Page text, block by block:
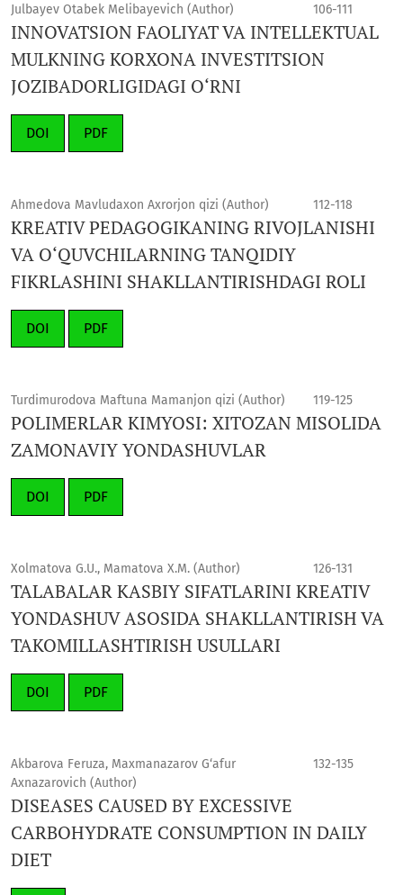
Julbayev Otabek Melibayevich (Author) 106-111
INNOVATSION FAOLIYAT VA INTELLEKTUAL
MULKNING KORXONA INVESTITSION
JOZIBADORLIGIDAGI O‘RNI
DOI PDF
Ahmedova Mavludaxon Axrorjon qizi (Author) 112-118
KREATIV PEDAGOGIKANING RIVOJLANISHI
VA O‘QUVCHILARNING TANQIDIY
FIKRLASHINI SHAKLLANTIRISHDAGI ROLI
DOI PDF
Turdimurodova Maftuna Mamanjon qizi (Author) 119-125
POLIMERLAR KIMYOSI: XITOZAN MISOLIDA
ZAMONAVIY YONDASHUVLAR
DOI PDF
Xolmatova G.U., Mamatova X.M. (Author) 126-131
TALABALAR KASBIY SIFATLARINI KREATIV
YONDASHUV ASOSIDA SHAKLLANTIRISH VA
TAKOMILLASHTIRISH USULLARI
DOI PDF
Akbarova Feruza, Maxmanazarov G‘afur
Axnazarovich (Author)
132-135
DISEASES CAUSED BY EXCESSIVE
CARBOHYDRATE CONSUMPTION IN DAILY
DIET